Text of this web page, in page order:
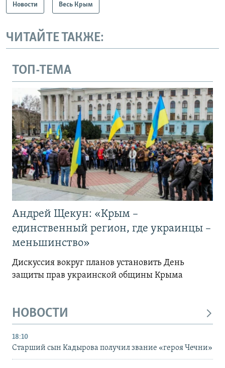
Новости Весь Крым
ЧИТАЙТЕ ТАКЖЕ:
ТОП-ТЕМА
Андрей Щекун: «Крым –
единственный регион, где украинцы –
меньшинство»
Дискуссия вокруг планов установить День
защиты прав украинской общины Крыма
НОВОСТИ
18:10
Старший сын Кадырова получил звание «героя Чечни»